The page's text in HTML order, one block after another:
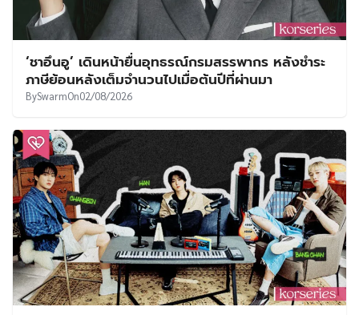
‘ชาอึนอู’ เดินหน้ายื่นอุทธรณ์กรมสรรพากร หลังชำระ
ภาษีย้อนหลังเต็มจำนวนไปเมื่อต้นปีที่ผ่านมา
BySwarmOn02/08/2026